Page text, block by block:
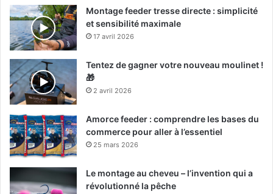
Montage feeder tresse directe : simplicité
et sensibilité maximale
17 avril 2026
Tentez de gagner votre nouveau moulinet !
🎁
2 avril 2026
Amorce feeder : comprendre les bases du
commerce pour aller à l’essentiel
25 mars 2026
Le montage au cheveu – l’invention qui a
révolutionné la pêche